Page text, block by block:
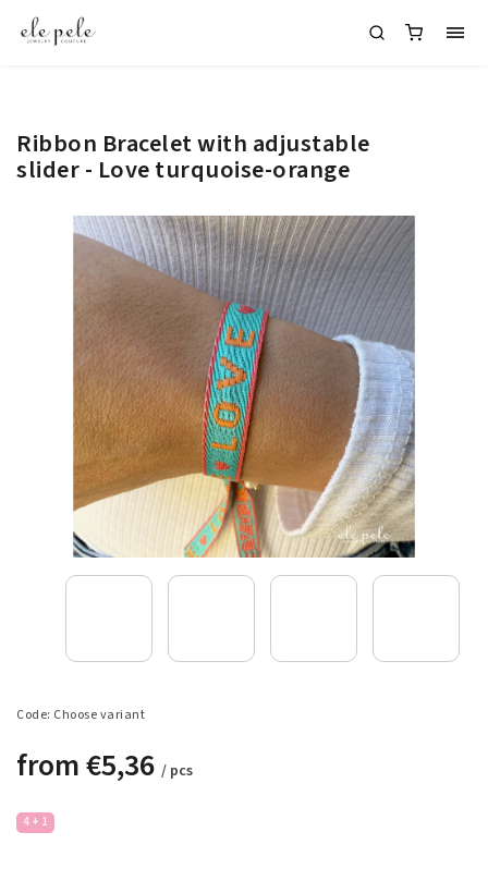
Ribbon Bracelet with adjustable
slider - Love turquoise-orange
Code: Choose variant
from€5,36 / pcs
4 + 1